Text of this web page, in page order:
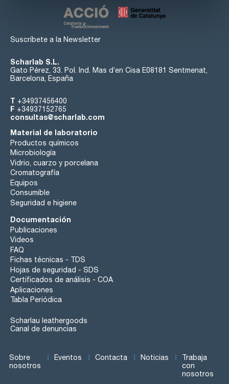
Suscríbete a la Newsletter
Scharlab S.L.
Gato Pérez, 33. Pol. Ind. Mas d’en Cisa E08181 Sentmenat,
Barcelona, España
T +34937456400
F +34937152765
consultas@scharlab.com
Material de laboratorio
Productos químicos
Microbiología
Vidrio, cuarzo y porcelana
Cromatografía
Equipos
Consumible
Seguridad e higiene
Documentación
Publicaciones
Videos
FAQ
Fichas técnicas - TDS
Hojas de seguridad - SDS
Certificados de análisis - COA
Aplicaciones
Tabla Periódica
Scharlau leathergoods
Canal de denuncias
Sobre
nosotros
Eventos Contacta Noticias
Trabaja
con
nosotros